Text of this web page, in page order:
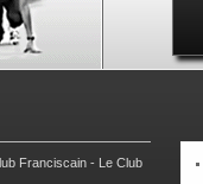
Franciscain - Le Club